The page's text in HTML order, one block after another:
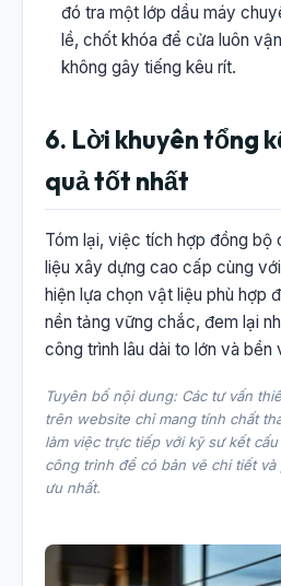
đó tra một lớp dầu máy
lề, chốt khóa để cửa luôn
không gây tiếng kêu rít.
6. Lời khuyên tổng
quả tốt nhất
Tóm lại, việc tích hợp đồng
liệu xây dựng cao cấp cùng
hiện lựa chọn vật liệu phù hợp
nền tảng vững chắc, đem lại
công trình lâu dài to lớn và
Tuyên bố nội dung: Các tư vấn
trên website chỉ mang tính chất
làm việc trực tiếp với kỹ sư kết
công trình để có bản vẽ chi tiết
ưu nhất.